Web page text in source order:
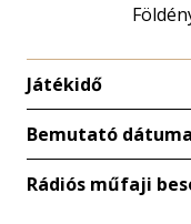
Játékidő
Bemutató dátuma
Rádiós műfaji